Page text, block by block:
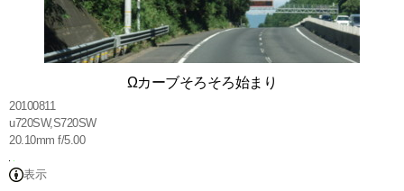
Ωカーブそろそろ始まり
20100811
u720SW,S720SW
20.10mm f/5.00
表示